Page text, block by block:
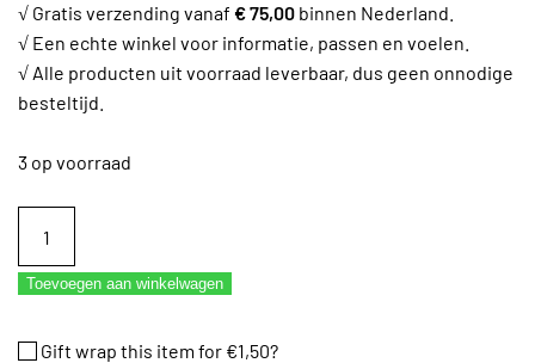
√ Gratis verzending vanaf € 75,00 binnen Nederland.
√ Een echte winkel voor informatie, passen en voelen.
√ Alle producten uit voorraad leverbaar, dus geen onnodige
besteltijd.
3 op voorraad
builder
Capezio
aantal
Toevoegen aan winkelwagen
Gift wrap this item for €1,50?